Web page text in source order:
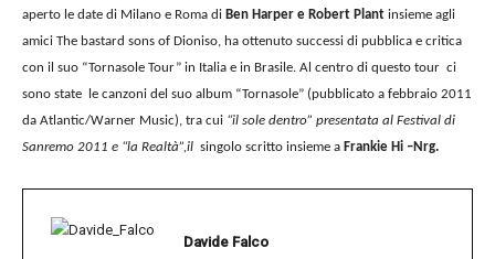
aperto le date di Milano e Roma di Ben Harper e Robert Plant insieme agli
amici The bastard sons of Dioniso, ha ottenuto successi di pubblica e critica
con il suo “Tornasole Tour” in Italia e in Brasile. Al centro di questo tour ci
sono state le canzoni del suo album “Tornasole” (pubblicato a febbraio 2011
da Atlantic/Warner Music), tra cui “il sole dentro” presentata al Festival di
Sanremo 2011 e “la Realtà”,il singolo scritto insieme a Frankie Hi –Nrg.
Davide Falco